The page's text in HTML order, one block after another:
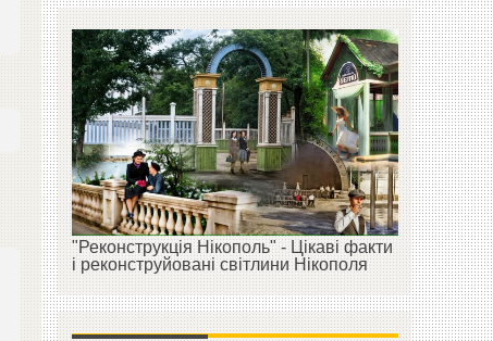
"Реконструкція Нікополь" - Цікаві факти
і реконструйовані світлини Нікополя